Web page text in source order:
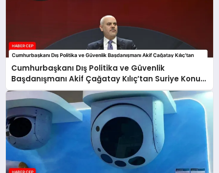
Cumhurbaşkanı Dış Politika ve Güvenlik
Başdanışmanı Akif Çağatay Kılıç’tan Suriye Konulu
Panelde Önemli Değerlendirmeler